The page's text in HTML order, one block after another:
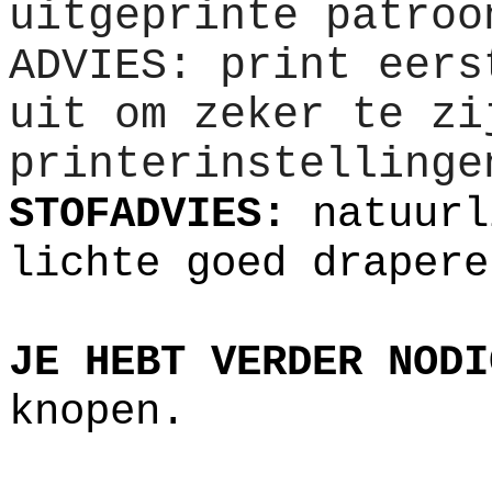
uitgeprinte
ADVIES: print
uit om zeker te
STOFADVIES:
lichte goed
JE HEBT VERDER
knopen.